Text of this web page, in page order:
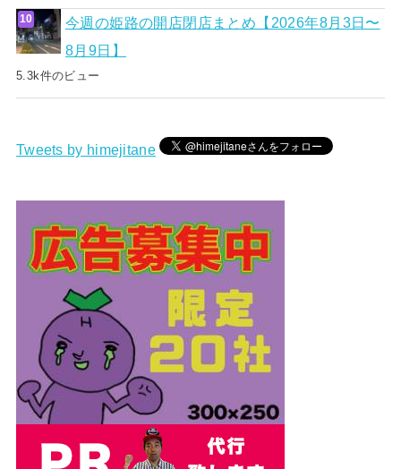
今週の姫路の開店閉店まとめ【2026年8月3日〜
8月9日】
5.3k件のビュー
Tweets by himejitane